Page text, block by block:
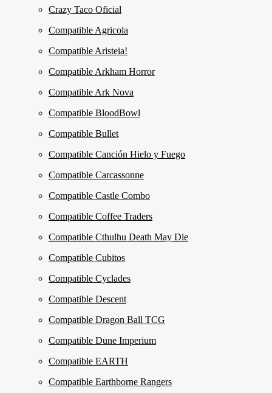
Crazy Taco Oficial
Compatible Agricola
Compatible Aristeia!
Compatible Arkham Horror
Compatible Ark Nova
Compatible BloodBowl
Compatible Bullet
Compatible Canción Hielo y Fuego
Compatible Carcassonne
Compatible Castle Combo
Compatible Coffee Traders
Compatible Cthulhu Death May Die
Compatible Cubitos
Compatible Cyclades
Compatible Descent
Compatible Dragon Ball TCG
Compatible Dune Imperium
Compatible EARTH
Compatible Earthborne Rangers